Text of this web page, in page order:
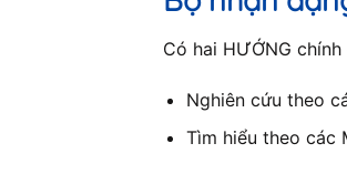
Có hai HƯỚNG
Nghiên cứu theo
Tìm hiểu theo các